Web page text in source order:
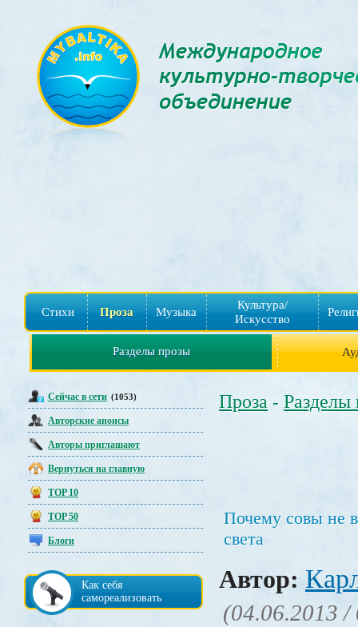
Стихи Проза Музыка
Культура/
Искусство
Разделы прозы
Сейчас в сети (1053)
Авторские анонсы
Авторы приглашают
Вернуться на главную
TOP 10
TOP 50
Блоги
Как себя
самореализовать
Проза - Разделы
Почему совы не
света
Автор:
(04.06.2013 /